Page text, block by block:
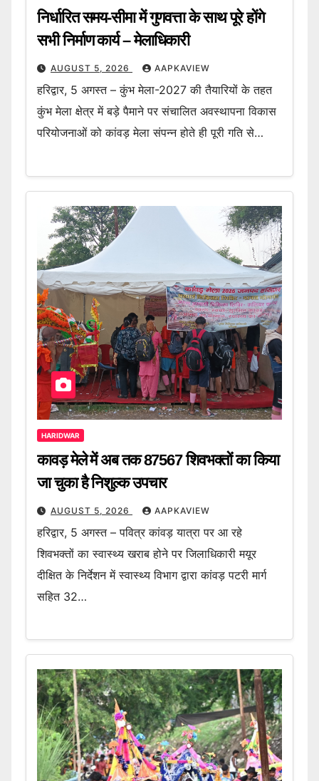
निर्धारित समय-सीमा में गुणवत्ता के साथ पूरे होंगे
सभी निर्माण कार्य – मेलाधिकारी
AUGUST 5, 2026 AAPKAVIEW
हरिद्वार, 5 अगस्त – कुंभ मेला-2027 की तैयारियों के तहत
कुंभ मेला क्षेत्र में बड़े पैमाने पर संचालित अवस्थापना विकास
परियोजनाओं को कांवड़ मेला संपन्न होते ही पूरी गति से…
HARIDWAR
कावड़ मेले में अब तक 87567 शिवभक्तों का किया
जा चुका है निशुल्क उपचार
AUGUST 5, 2026 AAPKAVIEW
हरिद्वार, 5 अगस्त – पवित्र कांवड़ यात्रा पर आ रहे
शिवभक्तों का स्वास्थ्य खराब होने पर जिलाधिकारी मयूर
दीक्षित के निर्देशन में स्वास्थ्य विभाग द्वारा कांवड़ पटरी मार्ग
सहित 32…